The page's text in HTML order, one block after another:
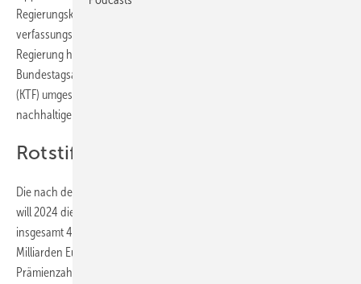
Regierungskoalition von SPD, Grünen und FDP gegen die
verfassungsrechtliche Schuldenbremse verstoßen hatte. Die
Regierung hatte die Corona-Gelder durch einfache
Bundestagsabstimmung in den Klima- und Transformationsfonds
(KTF) umgeschichtet, der die Entstehung einer klimafreundlichen
nachhaltigen Wirtschaft fördert.
Rotstift bei Wärme und E-Autos
Die nach den Parteifarben der Koalitionäre benannte Ampelkoalition
will 2024 die Ausgaben des KTF um 12 Milliarden Euro, bis 2027 um
insgesamt 45 Milliarden Euro kürzen. Bis dann soll der KTF noch 160
Milliarden Euro ausgeben. Die Regierung beendet deshalb die
Prämienzahlungen für Neuanschaffungen von Elektro-